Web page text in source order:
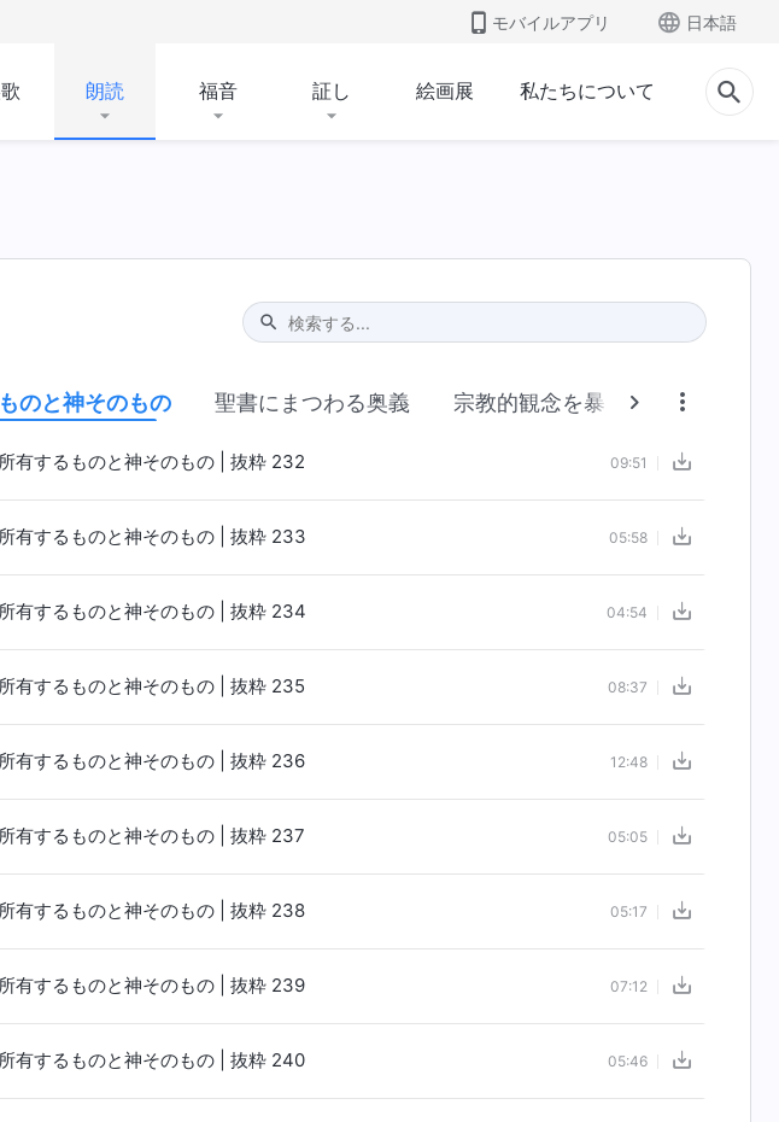
モバイルアプリ 日本語
朗読 福音 証し 絵画展 私たちについて
Type 1 or more characters for results.
のと神そのもの 聖書にまつわる奥義 宗教的観念を暴く 人類の堕
有するものと神そのもの | 抜粋 232 09:51
有するものと神そのもの | 抜粋 233 05:58
有するものと神そのもの | 抜粋 234 04:54
有するものと神そのもの | 抜粋 235 08:37
有するものと神そのもの | 抜粋 236 12:48
有するものと神そのもの | 抜粋 237 05:05
有するものと神そのもの | 抜粋 238 05:17
有するものと神そのもの | 抜粋 239 07:12
有するものと神そのもの | 抜粋 240 05:46